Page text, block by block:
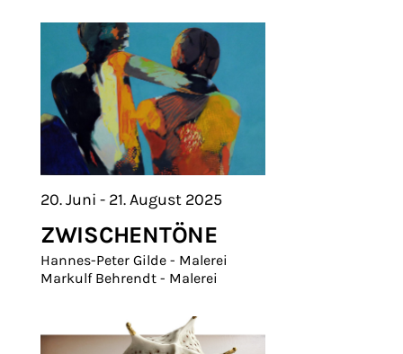
20. Juni - 21. August 2025
ZWISCHENTÖNE
Hannes-Peter Gilde - Malerei
Markulf Behrendt - Malerei